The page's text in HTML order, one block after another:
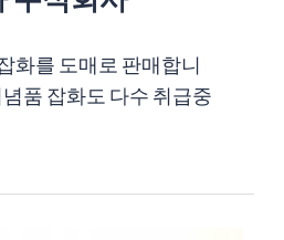
화를 도매로 판매합니
품 잡화도 다수 취급중